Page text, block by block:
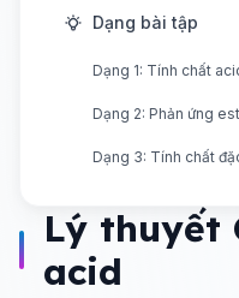
Dạng bài tập
Dạng 1: Tính chất
Dạng 2: Phản ứng
Dạng 3: Tính chất
Lý thuyết
acid